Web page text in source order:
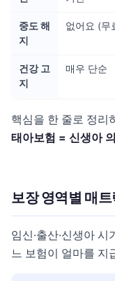
중도 해
지
없어요 (무
건강 고
지
매우 단순
핵심을 한 줄로 정리
태아보험 = 신생아
보장 영역별 매
임신·출산·신생아
느 보험이 얼마를 지